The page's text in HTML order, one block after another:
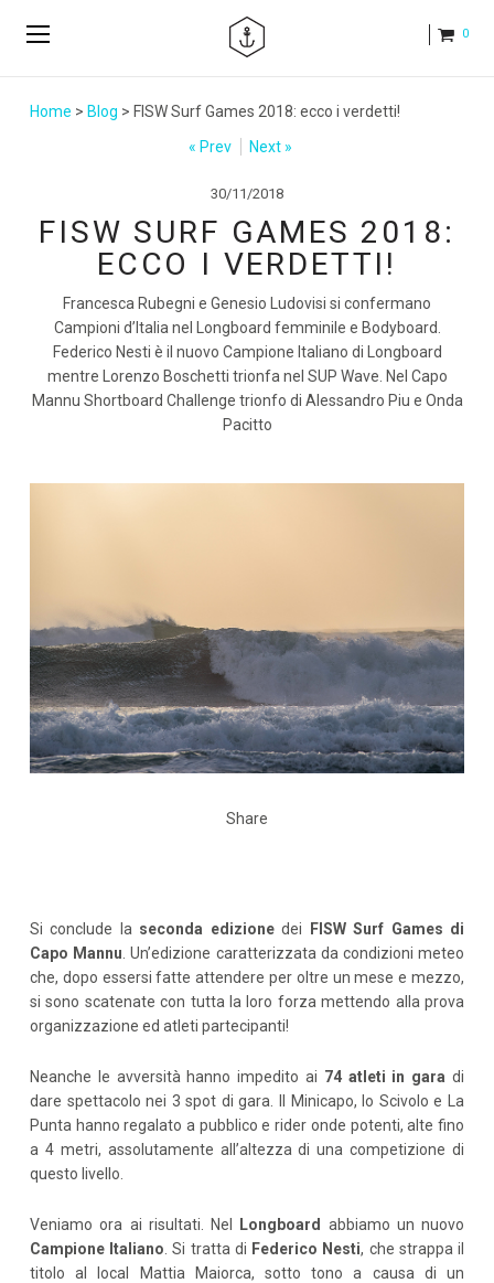
0
Home > Blog > FISW Surf Games 2018: ecco i verdetti!
« Prev
Next »
30/11/2018
FISW SURF GAMES 2018:
ECCO I VERDETTI!
Francesca Rubegni e Genesio Ludovisi si confermano
Campioni d’Italia nel Longboard femminile e Bodyboard.
Federico Nesti è il nuovo Campione Italiano di Longboard
mentre Lorenzo Boschetti trionfa nel SUP Wave. Nel Capo
Mannu Shortboard Challenge trionfo di Alessandro Piu e Onda
Pacitto
Share
Si conclude la seconda edizionedei
FISW Surf Games di
Capo Mannu . Un’edizione caratterizzata da condizioni meteo
che, dopo essersi fatte attendere per oltre un mese e mezzo,
si sono scatenate con tutta la loro forza mettendo alla prova
organizzazione ed atleti partecipanti!
Neanche le avversità hanno impedito ai 74 atleti in gara di
dare spettacolo nei 3 spot di gara. Il Minicapo, lo Scivolo e La
Punta hanno regalato a pubblico e rider onde potenti, alte fino
a 4 metri, assolutamente all’altezza di una competizione di
questo livello.
Veniamo ora ai risultati. Nel Longboard
abbiamo un nuovo
Campione Italiano . Si tratta di Federico Nesti, che strappa il
titolo al local Mattia Maiorca, sotto tono a causa di un